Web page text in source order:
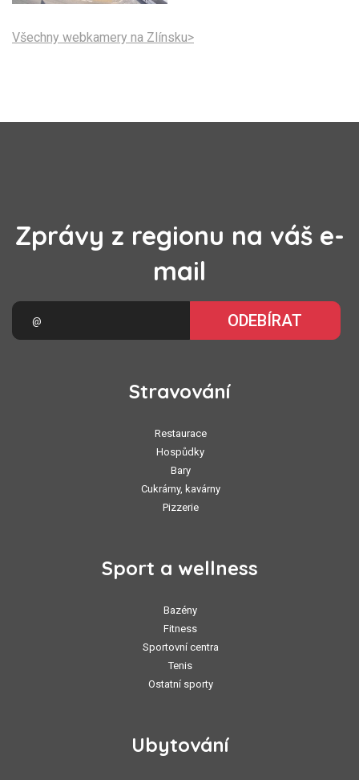
Všechny webkamery na Zlínsku>
Zprávy z regionu na váš e-
mail
ODEBÍRAT
Stravování
Restaurace
Hospůdky
Bary
Cukrárny, kavárny
Pizzerie
Sport a wellness
Bazény
Fitness
Sportovní centra
Tenis
Ostatní sporty
Ubytování